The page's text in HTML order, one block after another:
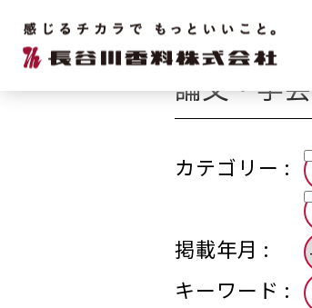
研究開発
論文・学会
カテゴリー :
掲載年月 :
キーワード :